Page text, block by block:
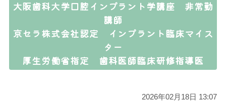
大阪歯科大学口腔インプラント学講座 非常勤
講師
京セラ株式会社認定 インプラント臨床マイス
ター
厚生労働省指定 歯科医師臨床研修指導医
2026年02月18日 13:07